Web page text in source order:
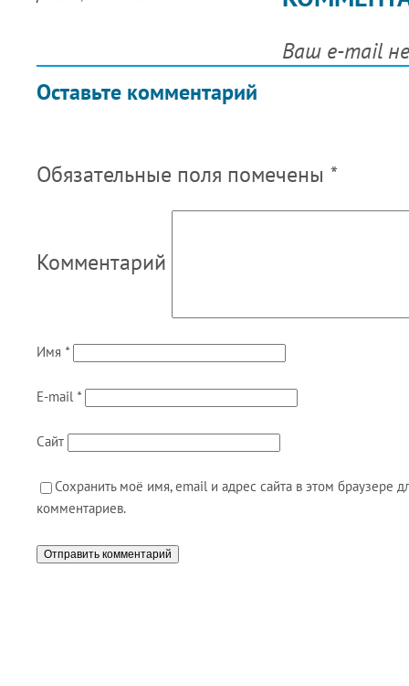
Оставьте комментарий
Ваш e-mail
Обязательные поля помечены *
Комментарий
Имя *
E-mail *
Сайт
Сохранить моё имя, email и адрес сайта в этом браузере
комментариев.